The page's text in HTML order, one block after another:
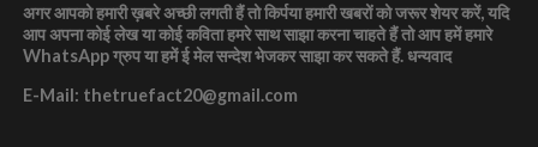
अगर आपको हमारी ख़बरे अच्छी लगती हैं तो किर्पया हमारी खबरों को जरूर शेयर करें, यदि
आप अपना कोई लेख या कोई कविता हमरे साथ साझा करना चाहते हैं तो आप हमें हमारे
WhatsApp ग्रुप या हमें ई मेल सन्देश भेजकर साझा कर सकते हैं.धन्यवाद
E-Mail: thetruefact20@gmail.com